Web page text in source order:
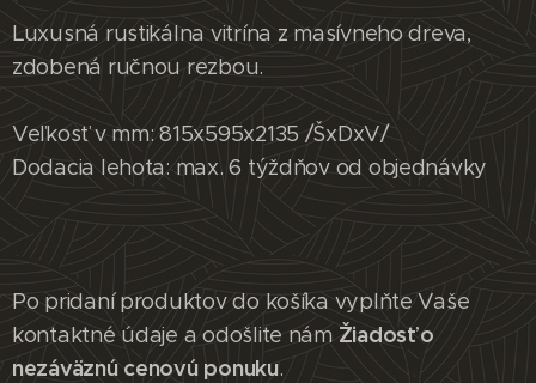
Luxusná rustikálna vitrína z masívneho dreva,
zdobená ručnou rezbou.
Veľkosť v mm: 815x595x2135 /ŠxDxV/
Dodacia lehota: max. 6 týždňov od objednávky
Po pridaní produktov do košíka vyplňte Vaše
kontaktné údaje a odošlite nám Žiadosť o
nezáväznú cenovú ponuku.